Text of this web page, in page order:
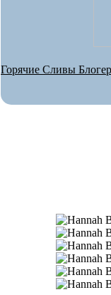
Горячие Сливы